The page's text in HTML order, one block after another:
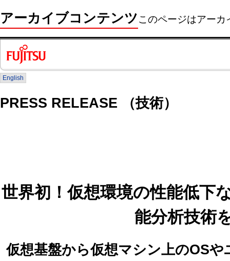
アーカイブコンテンツこのページはアー
English
PRESS RELEASE （技術）
世界初！仮想環境の性能低下
能分析技術
仮想基盤から仮想マシン上のOS